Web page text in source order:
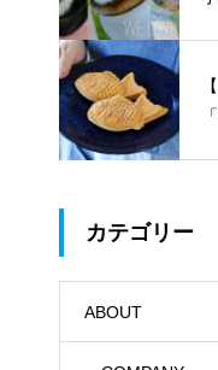
カテゴリー
ABOUT